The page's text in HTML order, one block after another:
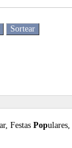
Festas Populares,